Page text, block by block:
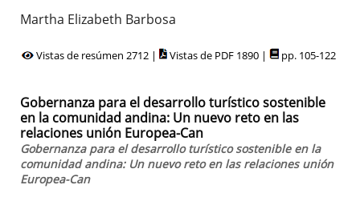
Martha Elizabeth Barbosa
Vistas de resúmen 2712 | Vistas de PDF 1890 | pp. 105-122
Gobernanza para el desarrollo turístico sostenible
en la comunidad andina: Un nuevo reto en las
relaciones unión Europea-Can
Gobernanza para el desarrollo turístico sostenible en la
comunidad andina: Un nuevo reto en las relaciones unión
Europea-Can